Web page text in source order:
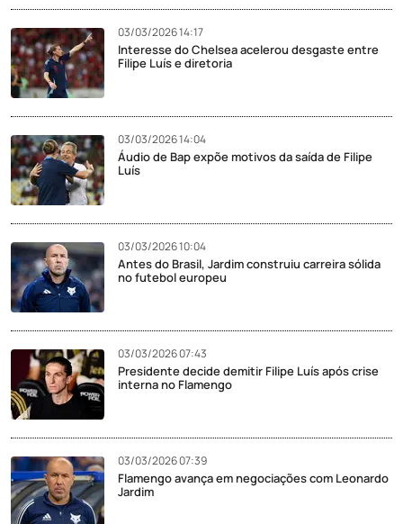
03/03/2026 14:17
Interesse do Chelsea acelerou desgaste entre
Filipe Luís e diretoria
03/03/2026 14:04
Áudio de Bap expõe motivos da saída de Filipe
Luís
03/03/2026 10:04
Antes do Brasil, Jardim construiu carreira sólida
no futebol europeu
03/03/2026 07:43
Presidente decide demitir Filipe Luís após crise
interna no Flamengo
03/03/2026 07:39
Flamengo avança em negociações com Leonardo
Jardim